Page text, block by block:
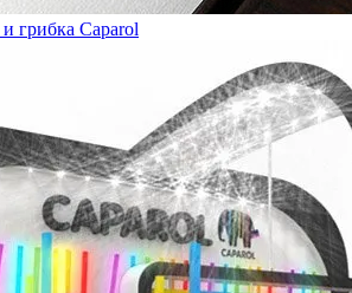
грибка Caparol